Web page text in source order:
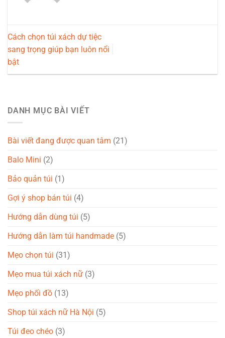
Cách chọn túi xách dự tiệc
sang trọng giúp bạn luôn nổi
bật
DANH MỤC BÀI VIẾT
Bài viết đang được quan tâm (21)
Balo Mini (2)
Bảo quản túi (1)
Gợi ý shop bán túi (4)
Hướng dẫn dùng túi (5)
Hướng dẫn làm túi handmade (5)
Mẹo chọn túi (31)
Mẹo mua túi xách nữ (3)
Mẹo phối đồ (13)
Shop túi xách nữ Hà Nội (5)
Túi đeo chéo (3)